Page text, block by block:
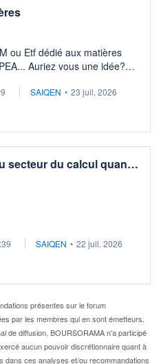
ou Etf dédié aux matières
Auriez vous une idée?
SAIQEN • 23 juil. 2026
secteur du calcul quan…
individuelles.
éligible au PEA.
SAIQEN • 22 juil. 2026
présentes sur le forum
par les membres qui en sont émetteurs.
de diffusion, BOURSORAMA n'a participé
aucun pouvoir discrétionnaire quant à
dans ces analyses et/ou recommandations